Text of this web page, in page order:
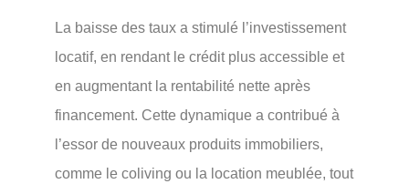
La baisse des taux a stimulé l’investissement
locatif, en rendant le crédit plus accessible et
en augmentant la rentabilité nette après
financement. Cette dynamique a contribué à
l’essor de nouveaux produits immobiliers,
comme le coliving ou la location meublée, tout